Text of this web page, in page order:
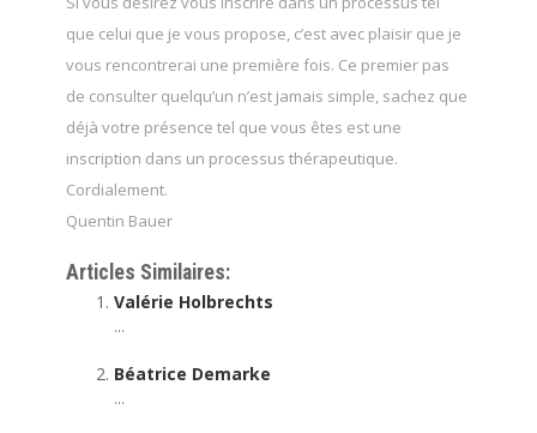
que celui que je vous propose, c’est avec plaisir que je
vous rencontrerai une première fois. Ce premier pas
de consulter quelqu’un n’est jamais simple, sachez que
déjà votre présence tel que vous êtes est une
inscription dans un processus thérapeutique.
Cordialement.
Quentin Bauer
Articles Similaires:
Valérie Holbrechts
...
Béatrice Demarke
...